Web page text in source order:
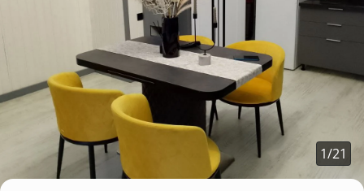
1/21